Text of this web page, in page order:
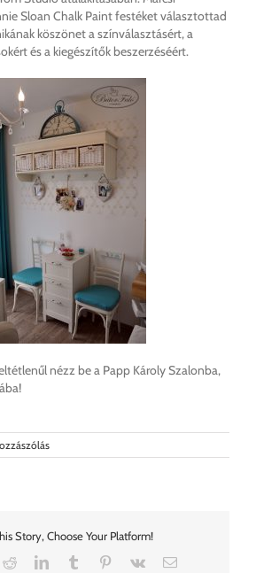
Sloan Chalk Paint festéket választottad
köszönet a színválasztásért, a
és a kiegészítők beszerzéséért.
nézz be a Papp Károly Szalonba,
Story, Choose Your Platform!
RedditLinkedInTumblr Pinterest
Vk Email: